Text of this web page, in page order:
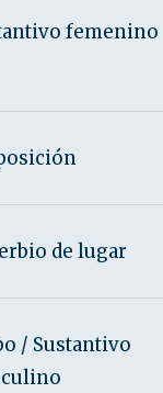
femenino
de lugar
/ Sustantivo